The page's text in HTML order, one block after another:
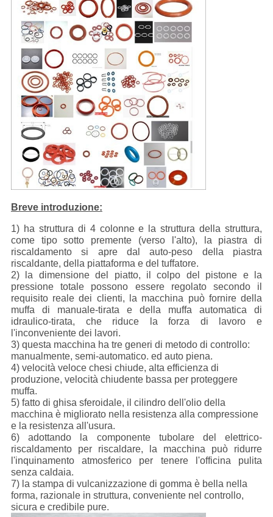
Breve introduzione:
1) ha struttura di 4 colonne e la struttura della struttura,
come tipo sotto premente (verso l'alto), la piastra di
riscaldamento si apre dal auto-peso della piastra
riscaldante, della piattaforma e del tuffatore.
2) la dimensione del piatto, il colpo del pistone e la
pressione totale possono essere regolato secondo il
requisito reale dei clienti, la macchina può fornire della
muffa di manuale-tirata e della muffa automatica di
idraulico-tirata, che riduce la forza di lavoro e
l'inconveniente dei lavori.
3) questa macchina ha tre generi di metodo di controllo:
manualmente, semi-automatico. ed auto piena.
4) velocità veloce chesi chiude, alta efficienza di
produzione, velocità chiudente bassa per proteggere
muffa.
5) fatto di ghisa sferoidale, il cilindro dell'olio della
macchina è migliorato nella resistenza alla compressione
e la resistenza all'usura.
6) adottando la componente tubolare del elettrico-
riscaldamento per riscaldare, la macchina può ridurre
l'inquinamento atmosferico per tenere l'officina pulita
senza caldaia.
7) la stampa di vulcanizzazione di gomma è bella nella
forma, razionale in struttura, conveniente nel controllo,
sicura e credibile pure.